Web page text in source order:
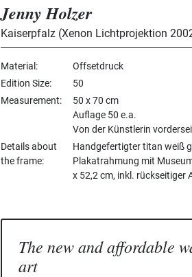
Jenny Holzer
Kaiserpfalz (Xenon Lichtprojektion
Material
Offsetdruck
Edition Size
50
Measurement
50 x 70 cm
Auflage 50 e.a.
Von der Künstlerin
Details about
the frame
Handgefertigter titan weiß
Plakatrahmung mit
x 52,2 cm, inkl. rückseitiger
The new and affordable
art